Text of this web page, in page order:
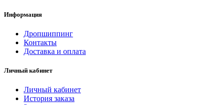
Информация
Дропшиппинг
Контакты
Доставка и оплата
Личный кабинет
Личный кабинет
История заказа